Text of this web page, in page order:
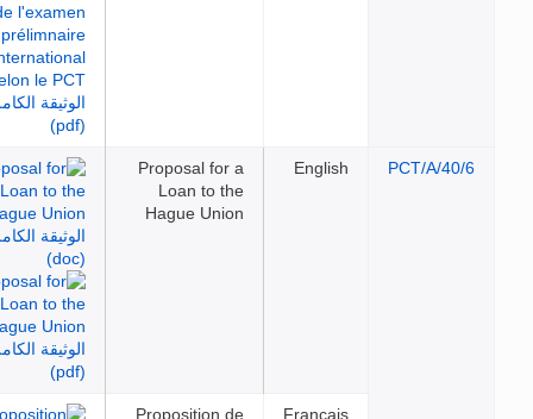
PCT/A/40/6
English
Proposal for a
Loan to the
Hague Union
Français
Proposition de